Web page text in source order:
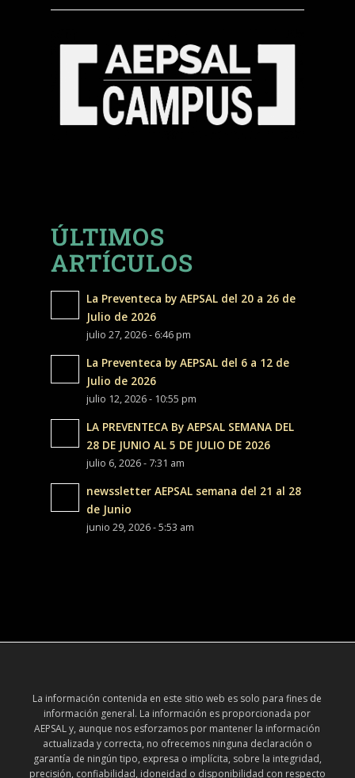
ÚLTIMOS
ARTÍCULOS
La Preventeca by AEPSAL del 20 a 26 de
Julio de 2026
julio 27, 2026 - 6:46 pm
La Preventeca by AEPSAL del 6 a 12 de
Julio de 2026
julio 12, 2026 - 10:55 pm
LA PREVENTECA By AEPSAL SEMANA DEL
28 DE JUNIO AL 5 DE JULIO DE 2026
julio 6, 2026 - 7:31 am
newssletter AEPSAL semana del 21 al 28
de Junio
junio 29, 2026 - 5:53 am
La información contenida en este sitio web es solo para fines de
información general. La información es proporcionada por
AEPSAL y, aunque nos esforzamos por mantener la información
actualizada y correcta, no ofrecemos ninguna declaración o
garantía de ningún tipo, expresa o implícita, sobre la integridad,
precisión, confiabilidad, idoneidad o disponibilidad con respecto